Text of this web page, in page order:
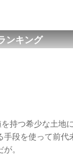
ンキング
持つ希少な土地
手段を使って前代
。